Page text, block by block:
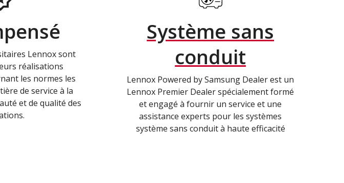
Lennox sont
réalisations
les normes les
de service à la
et de qualité des
Système sans
conduit
Lennox Powered by Samsung Dealer est un
Lennox Premier Dealer spécialement formé
et engagé à fournir un service et une
assistance experts pour les systèmes
système sans conduit à haute efficacité